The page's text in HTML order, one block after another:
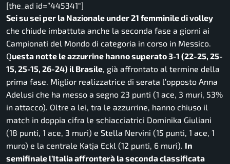
[the_ad id=”445341″]
Sei su sei per la Nazionale under 21 femminile di volley
che chiude imbattuta anche la seconda fase a giorni ai
Campionati del Mondo di categoria in corso in Messico.
Questa notte le azzurrine hanno superato 3-1 (22-25, 25-
15, 25-15, 26-24) il Brasile, già affrontato al termine della
prima fase. Miglior realizzatrice di serata l’opposto Anna
Adelusi che ha messo a segno 23 punti (1 ace, 3 muri, 53%
in attacco). Oltre a lei, tra le azzurrine, hanno chiuso il
match in doppia cifra le schiacciatrici Dominika Giuliani
(18 punti, 1 ace, 3 muri) e Stella Nervini (15 punti, 1 ace, 1
muro) e la centrale Katja Eckl (12 punti, 6 muri). In
semifinale l’Italia affronterà la seconda classificata